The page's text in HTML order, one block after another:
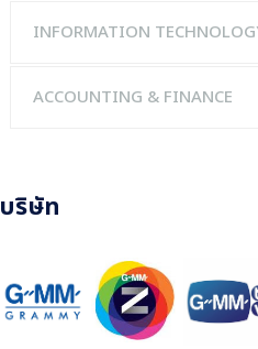
INFORMATION
ACCOUNTING & FINANCE
บริษัท